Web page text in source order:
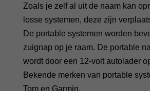
Zoals je zelf al uit de naam kan
losse systemen, deze zijn
De portable systemen worden
zuignap op je raam. De portable
wordt door een 12-volt autolader
Bekende merken van portable
Tom en Garmin.